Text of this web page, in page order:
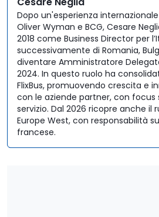
Dopo un'esperienza
Oliver Wyman e BCG, Cesare
2018 come Business Director per
successivamente di Romania,
diventare Amministratore
2024. In questo ruolo ha
FlixBus, promuovendo crescita e
con le aziende partner, con focus
servizio. Dal 2026 ricopre anche il
Europe West, con responsabilità
francese.